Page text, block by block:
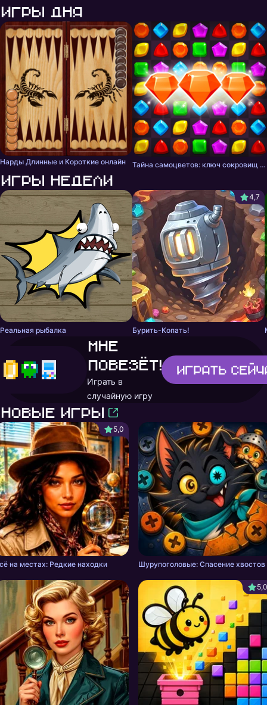
Игры дня
Нарды Длинные и Короткие онлайн Тайна самоцветов: ключ сокровищ - три в ряд
Игры недели
Реальная рыбалка
4,7
Бурить-Копать!
Мне
повезёт!
Играть в
случайную игру
Играть
Новые игры
5,0
на местах: Редкие находки Шурупоголовые: Спасение хвостов
5,0